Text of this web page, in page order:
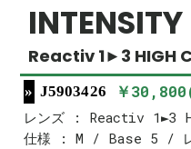
INTENSITY
Reactiv 1►3 HIGH
J5903426 ￥
レンズ : Reactiv 1►3
仕様 : M / Base 5 / レ